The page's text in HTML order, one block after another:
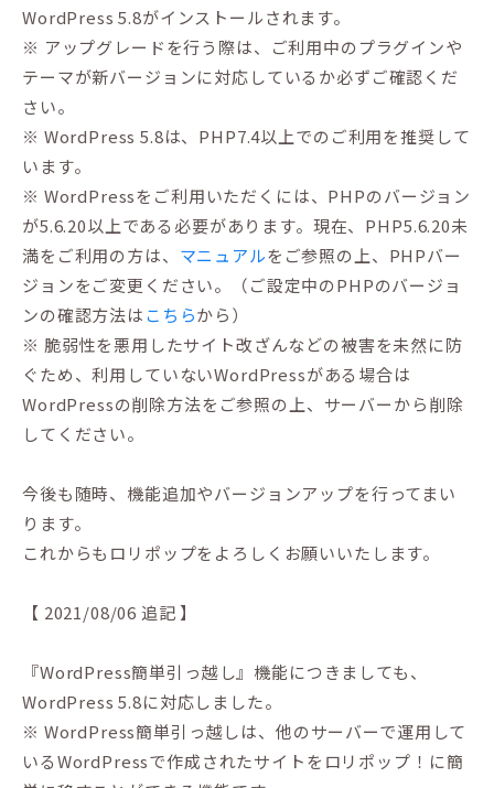
WordPress 5.8がインストールされます。
※ アップグレードを行う際は、ご利用中のプラグインや
テーマが新バージョンに対応しているか必ずご確認くだ
さい。
※ WordPress 5.8は、PHP7.4以上でのご利用を推奨して
います。
※ WordPressをご利用いただくには、PHPのバージョン
が5.6.20以上である必要があります。現在、PHP5.6.20未
満をご利用の方は、 マニュアルをご参照の上、PHPバー
ジョンをご変更ください。（ご設定中のPHPのバージョ
ンの確認方法はこちらから）
※ 脆弱性を悪用したサイト改ざんなどの被害を未然に防
ぐため、利用していないWordPressがある場合は
WordPressの削除方法をご参照の上、サーバーから削除
してください。
今後も随時、機能追加やバージョンアップを行ってまい
ります。
これからもロリポップをよろしくお願いいたします。
【 2021/08/06 追記 】
『WordPress簡単引っ越し』機能につきましても、
WordPress 5.8に対応しました。
※ WordPress簡単引っ越しは、他のサーバーで運用して
いるWordPressで作成されたサイトをロリポップ！に簡